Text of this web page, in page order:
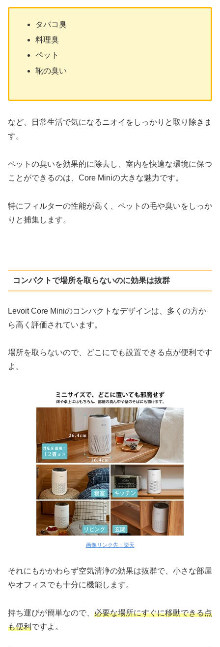
タバコ臭
料理臭
ペット
靴の臭い
など、日常生活で気になるニオイをしっかりと取り除きま
す。
ペットの臭いを効果的に除去し、室内を快適な環境に保つ
ことができるのは、Core Miniの大きな魅力です。
特にフィルターの性能が高く、ペットの毛や臭いをしっか
りと捕集します。
コンパクトで場所を取らないのに効果は抜群
Levoit Core Miniのコンパクトなデザインは、多くの方か
ら高く評価されています。
場所を取らないので、どこにでも設置できる点が便利です
よ。
画像リンク先：楽天
それにもかかわらず空気清浄の効果は抜群で、小さな部屋
やオフィスでも十分に機能します。
持ち運びが簡単なので、 必要な場所にすぐに移動できる点
も便利ですよ。